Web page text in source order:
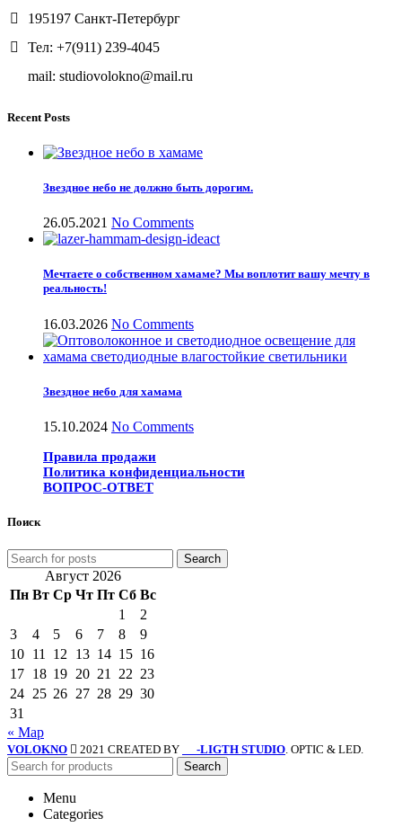
195197 Санкт-Петербург
Тел: +7(911) 239-4045
mail: studiovolokno@mail.ru
Recent Posts
Звездное небо не должно быть дорогим.
26.05.2021 No Comments
Мечтаете о собственном хамаме? Мы воплотит вашу мечту в
реальность!
16.03.2026 No Comments
Звездное небо для хамама
15.10.2024 No Comments
Правила продажи
Политика конфиденциальности
ВОПРОС-ОТВЕТ
Поиск
Search
Август 2026
Пн Вт Ср Чт Пт Сб Вс
1
2
3
4 5 6 7 8
9
10 11 12 13 14 15 16
17 18 19 20 21 22 23
24 25 26 27 28 29 30
31
« Мар
VOLOKNO 2021 CREATED BY -LIGTH STUDIO. OPTIC & LED.
Search
Menu
Categories